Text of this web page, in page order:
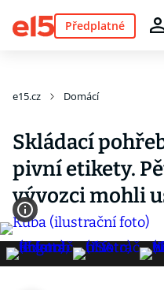
Předplatné
e15.cz Domácí
Skládací
pivní etikety.
vývozci mohli